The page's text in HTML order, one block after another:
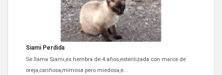
Siami Perdida
Se llama Siami,es hembra de 4 años,esterilizada con marca de
oreja,cariñosa,mimosa pero miedosa,e...